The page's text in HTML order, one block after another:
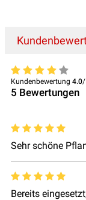
Kundenbewertung 4.0
5 Bewertungen
Sehr schöne
Bereits